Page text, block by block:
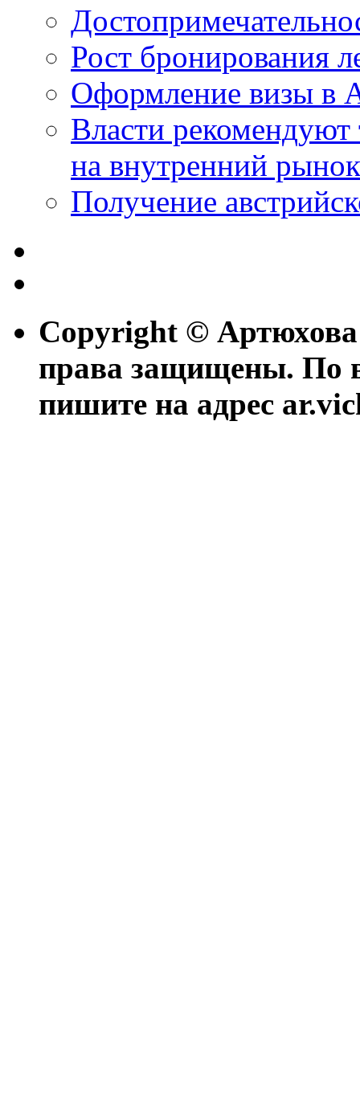
Рост бронирования
Оформление визы в
Власти
на внутренний рынок
Получение
Copyright © Артюхова
права защищены. По
пишите на адрес